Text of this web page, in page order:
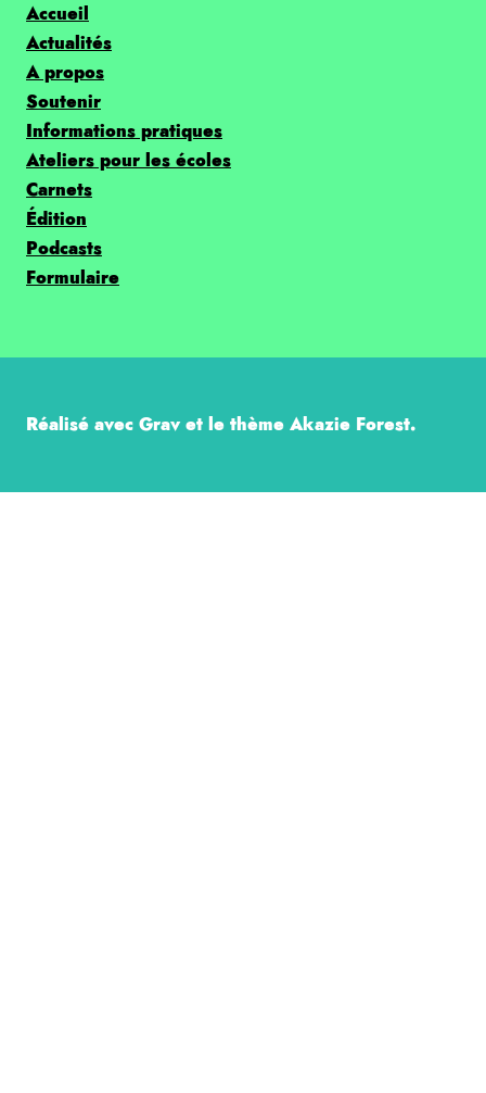
Accueil
Actualités
A propos
Soutenir
Informations pratiques
Ateliers pour les écoles
Carnets
Édition
Podcasts
Formulaire
Réalisé avec Grav et le thème Akazie Forest.